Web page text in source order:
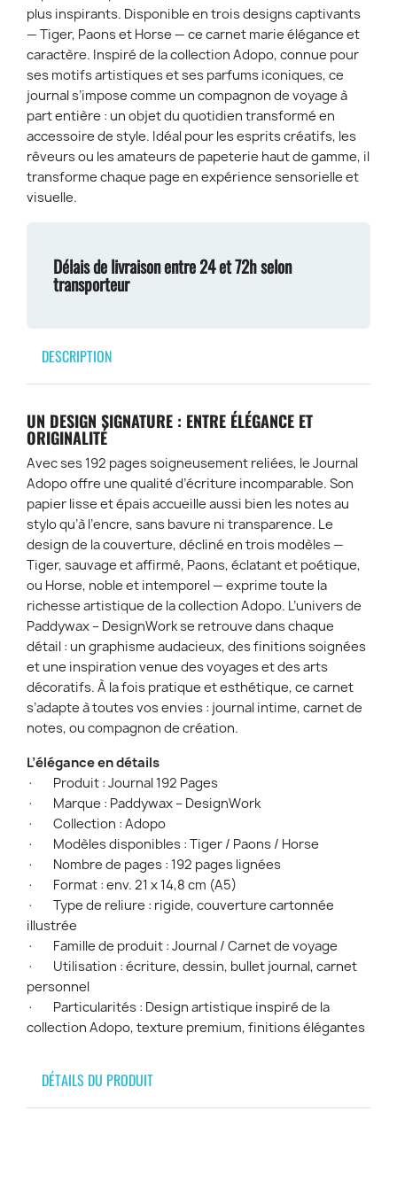
plus inspirants. Disponible en trois designs captivants
— Tiger, Paons et Horse — ce carnet marie élégance et
caractère. Inspiré de la collection Adopo, connue pour
ses motifs artistiques et ses parfums iconiques, ce
journal s’impose comme un compagnon de voyage à
part entière : un objet du quotidien transformé en
accessoire de style. Idéal pour les esprits créatifs, les
rêveurs ou les amateurs de papeterie haut de gamme, il
transforme chaque page en expérience sensorielle et
visuelle.
Délais de livraison entre 24 et 72h selon
transporteur
DESCRIPTION
UN DESIGN SIGNATURE : ENTRE ÉLÉGANCE ET
ORIGINALITÉ
Avec ses 192 pages soigneusement reliées, le Journal
Adopo offre une qualité d’écriture incomparable. Son
papier lisse et épais accueille aussi bien les notes au
stylo qu’à l’encre, sans bavure ni transparence. Le
design de la couverture, décliné en trois modèles —
Tiger, sauvage et affirmé, Paons, éclatant et poétique,
ou Horse, noble et intemporel — exprime toute la
richesse artistique de la collection Adopo. L’univers de
Paddywax – DesignWork se retrouve dans chaque
détail : un graphisme audacieux, des finitions soignées
et une inspiration venue des voyages et des arts
décoratifs. À la fois pratique et esthétique, ce carnet
s’adapte à toutes vos envies : journal intime, carnet de
notes, ou compagnon de création.
L’élégance en détails
· Produit : Journal 192 Pages
· Marque : Paddywax – DesignWork
· Collection : Adopo
· Modèles disponibles : Tiger / Paons / Horse
· Nombre de pages : 192 pages lignées
· Format : env. 21 x 14,8 cm (A5)
· Type de reliure : rigide, couverture cartonnée
illustrée
· Famille de produit : Journal / Carnet de voyage
· Utilisation : écriture, dessin, bullet journal, carnet
personnel
· Particularités : Design artistique inspiré de la
collection Adopo, texture premium, finitions élégantes
DÉTAILS DU PRODUIT